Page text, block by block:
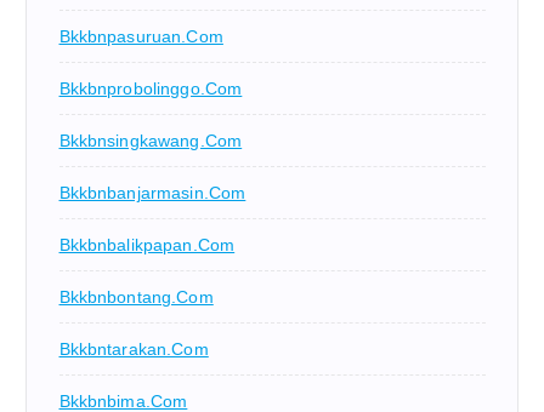
Bkkbnpasuruan.com
Bkkbnprobolinggo.com
Bkkbnsingkawang.com
Bkkbnbanjarmasin.com
Bkkbnbalikpapan.com
Bkkbnbontang.com
Bkkbntarakan.com
Bkkbnbima.com